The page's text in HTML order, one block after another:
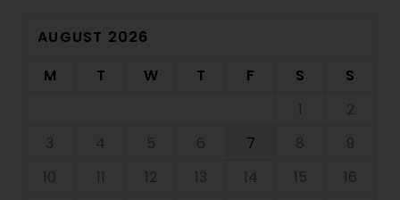
AUGUST 2026
M
T W T F S
S
1
2
3
4 5 6 7 8
9
10
11 12 13 14 15
16